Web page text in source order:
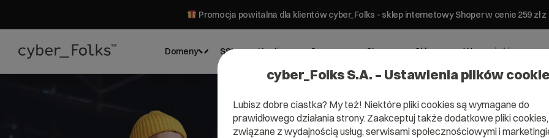
Promocja powitalna dla klientów cyber_Folks - sklep internetowy Shoper w cenie 259 zł z
Domeny SSL Hosting Serwery Strony Sklepy Wsparcie biznesowe
cyber_Folks S.A. – Ustawienia plików
Lubisz dobre ciastka? My też! Niektóre pliki cookies są wymagane do
prawidłowego działania strony. Zaakceptuj także dodatkowe pliki cookies,
związane z wydajnością usług, serwisami społecznościowymi i